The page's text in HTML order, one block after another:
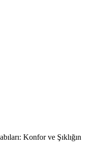
Konfor ve Şıklığın